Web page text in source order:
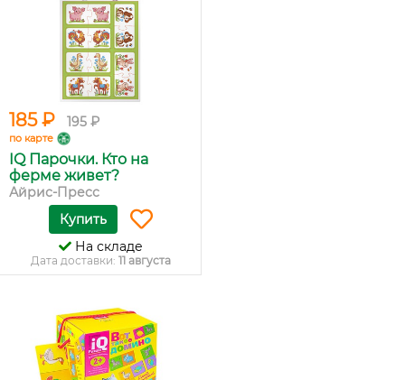
185 ₽ 195 ₽
по карте
IQ Парочки. Кто на
ферме живет?
Айрис-Пресс
Купить
На складе
Дата доставки: 11 августа